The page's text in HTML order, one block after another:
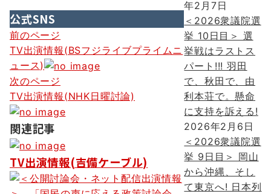
公式SNS
投
稿
ナ
ビ
ゲ
ー
シ
ョ
前のページ
TV出演情報(BSフジライブプライムニ
ュース)
次のページ
TV出演情報(NHK日曜討論)
関連記事
TV出演情報(吉備ケーブル)
年2月7日
＜2026衆議院選
挙 10日目＞ 選
挙戦はラストス
パート!!! 羽田
で、秋田で、由
利本荘で。懸命
に支持を訴える!
2026年2月6日
＜2026衆議院選
挙 9日目＞ 岡山
から沖縄、そし
て東京へ! 日本列